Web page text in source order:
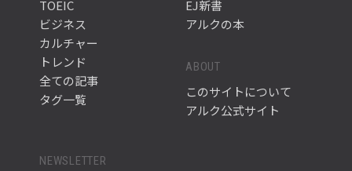
TOEIC
ビジネス
カルチャー
トレンド
全ての記事
タグ一覧
EJ新書
アルクの本
ABOUT
このサイトについて
アルク公式サイト
NEWSLETTER